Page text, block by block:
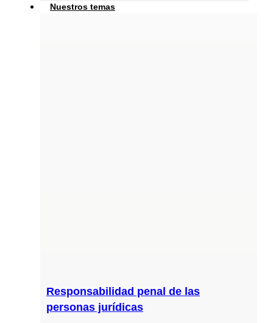
Nuestros temas
Responsabilidad penal de las
personas jurídicas